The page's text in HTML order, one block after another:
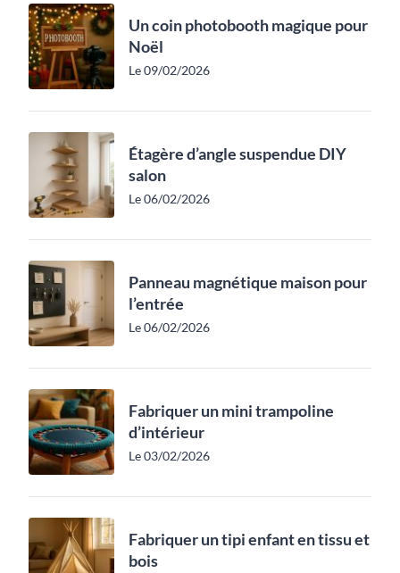
Un coin photobooth magique pour
Noël
Le 09/02/2026
Étagère d’angle suspendue DIY
salon
Le 06/02/2026
Panneau magnétique maison pour
l’entrée
Le 06/02/2026
Fabriquer un mini trampoline
d’intérieur
Le 03/02/2026
Fabriquer un tipi enfant en tissu et
bois